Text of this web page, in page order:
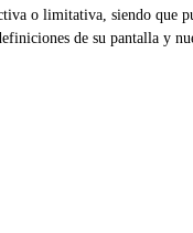
o limitativa, siendo que
de su pantalla y